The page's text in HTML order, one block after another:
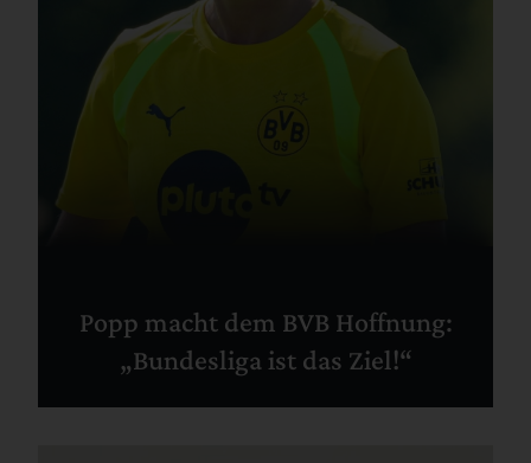
Popp macht dem BVB Hoffnung:
„Bundesliga ist das Ziel!“